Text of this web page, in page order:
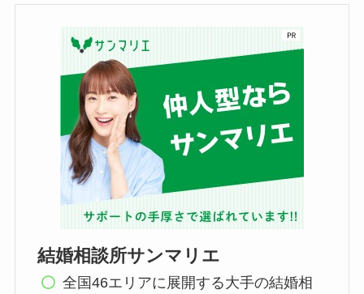
結婚相談所サンマリエ
全国46エリアに展開する大手の結婚相